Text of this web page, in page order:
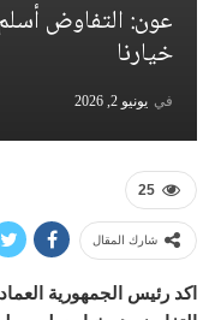
عون: التفاوض
خيارنا
في يونيو 2, 2026
25
شارك المقال
اكد رئيس الجمهورية